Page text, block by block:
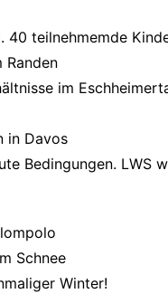
40 teilnehmemde
Randen
im
in Davos
Bedingungen. LWS
Schnee
Winter!